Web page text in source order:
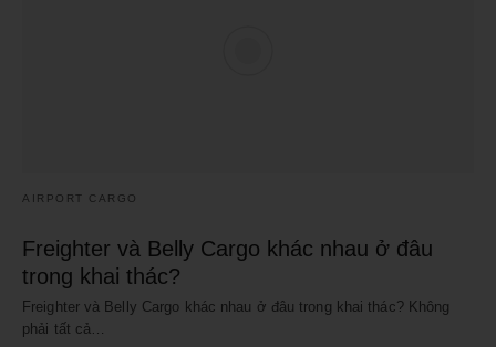
AIRPORT CARGO
Freighter và Belly Cargo khác nhau ở đâu
trong khai thác?
Freighter và Belly Cargo khác nhau ở đâu trong khai thác? Không
phải tất cả…